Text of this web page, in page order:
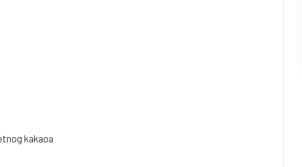
kakaoa